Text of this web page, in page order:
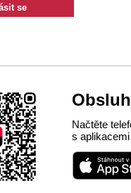
Načtěte
s